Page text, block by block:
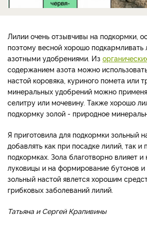
Лилии очень отзывчивы на подкормки,
поэтому весной хорошо
азотными удобрениями. Из
содержанием азота можно
настой коровяка, куриного помета или
минеральных удобрений можно
селитру или мочевину. Также хорошо
подкормку золой - природное
Я приготовила для подкормки зольный
добавлять как при посадке лилий, так и
подкормках. Зола благотворно влияет и
луковицы и на формирование бутонов
зольный настой явлется хорошим
грибковых заболеваний лилий.
Татьяна и Сергей Крапивины